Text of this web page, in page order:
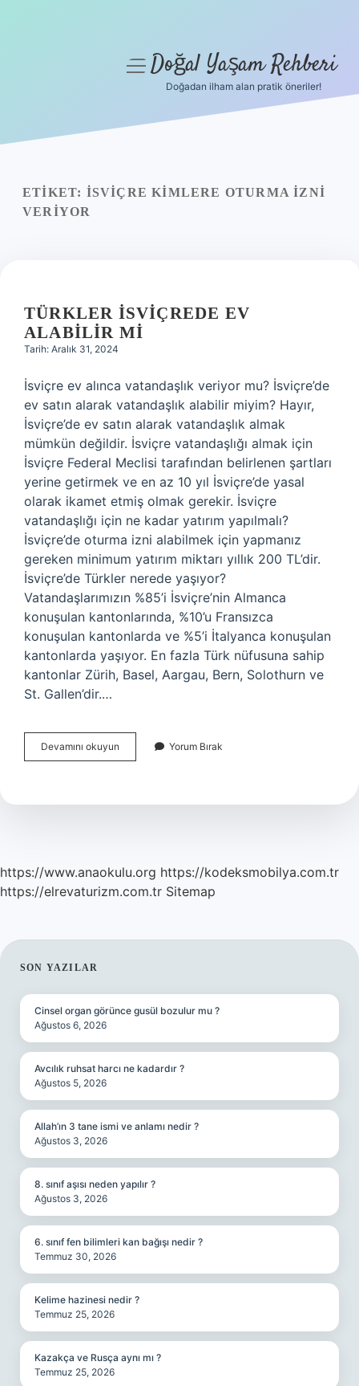
Yasal Uyarı
menüyüDoğal Yaşam Rehberi
Doğadan ilham alan pratik öneriler!
ETIKET: İSVIÇRE KIMLERE OTURMA IZNI
VERIYOR
TÜRKLER İSVIÇREDE EV
ALABILIR MI
Tarih: Aralık 31, 2024
İsviçre ev alınca vatandaşlık veriyor mu? İsviçre’de
ev satın alarak vatandaşlık alabilir miyim? Hayır,
İsviçre’de ev satın alarak vatandaşlık almak
mümkün değildir. İsviçre vatandaşlığı almak için
İsviçre Federal Meclisi tarafından belirlenen şartları
yerine getirmek ve en az 10 yıl İsviçre’de yasal
olarak ikamet etmiş olmak gerekir. İsviçre
vatandaşlığı için ne kadar yatırım yapılmalı?
İsviçre’de oturma izni alabilmek için yapmanız
gereken minimum yatırım miktarı yıllık 200 TL’dir.
İsviçre’de Türkler nerede yaşıyor?
Vatandaşlarımızın %85’i İsviçre’nin Almanca
konuşulan kantonlarında, %10’u Fransızca
konuşulan kantonlarda ve %5’i İtalyanca konuşulan
kantonlarda yaşıyor. En fazla Türk nüfusuna sahip
kantonlar Zürih, Basel, Aargau, Bern, Solothurn ve
St. Gallen’dir.…
Devamını okuyun
İSviçrede
Mi
Yorum Bırak
https://www.anaokulu.org https://kodeksmobilya.com.tr
https://elrevaturizm.com.tr Sitemap
SIDEBAR
SON YAZILAR
Cinsel organ görünce gusül bozulur mu ?
Ağustos 6, 2026
Avcılık ruhsat harcı ne kadardır ?
Ağustos 5, 2026
Allah’ın 3 tane ismi ve anlamı nedir ?
Ağustos 3, 2026
8. sınıf aşısı neden yapılır ?
Ağustos 3, 2026
6. sınıf fen bilimleri kan bağışı nedir ?
Temmuz 30, 2026
Kelime hazinesi nedir ?
Temmuz 25, 2026
Kazakça ve Rusça aynı mı ?
Temmuz 25, 2026